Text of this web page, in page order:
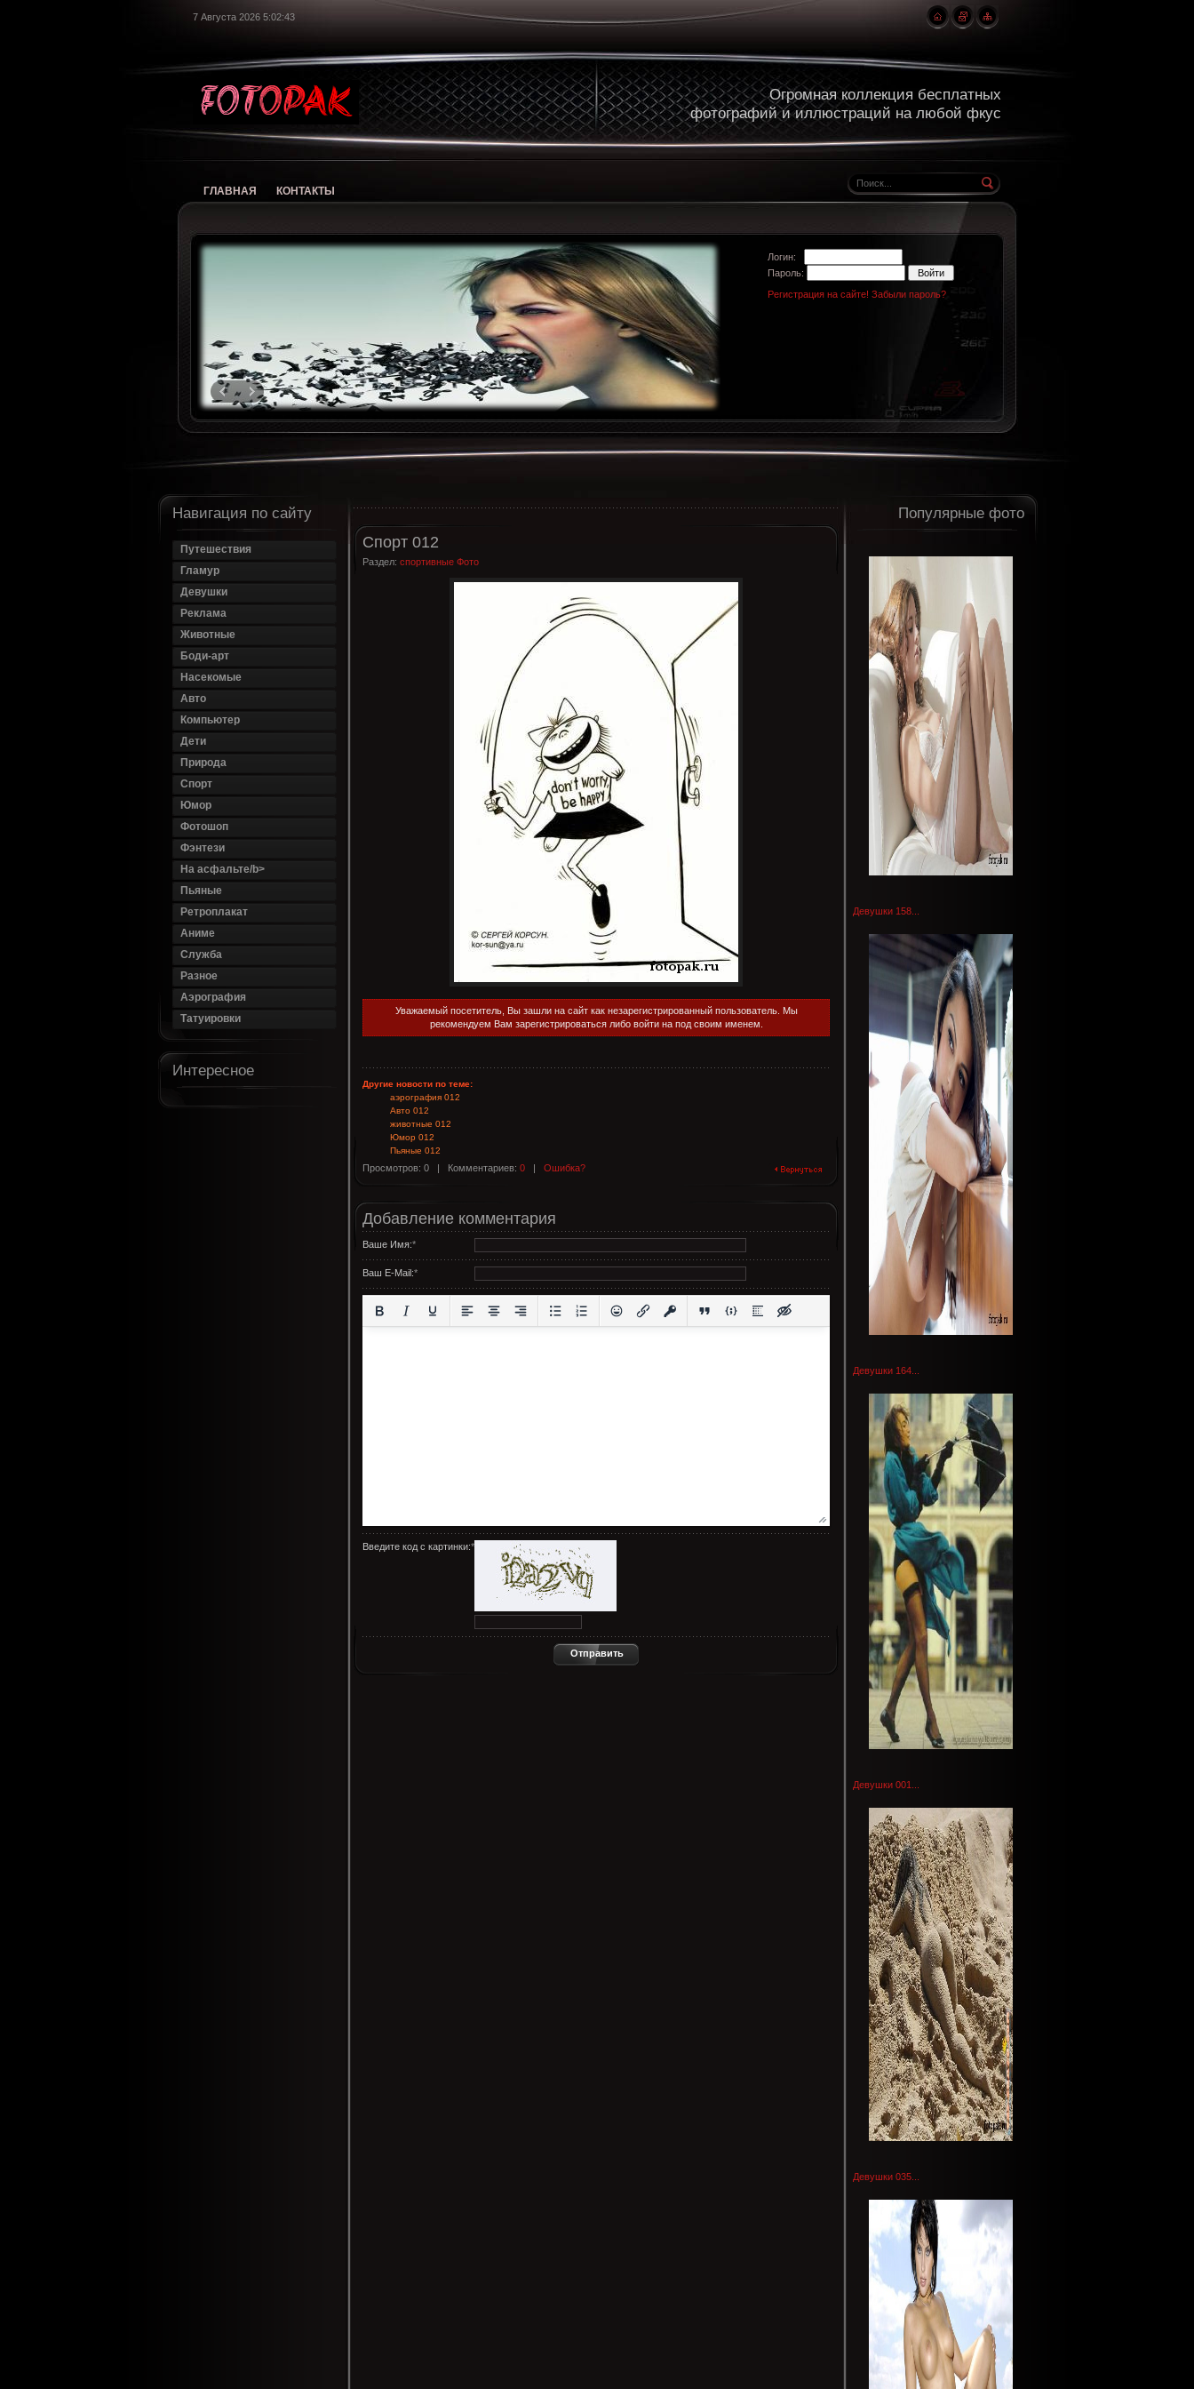
7 Августа 2026 5:02:44
Огромная коллекция бесплатных
фотографий и иллюстраций на любой фкус
ГЛАВНАЯ КОНТАКТЫ
Логин:
Пароль:
Регистрация на сайте! Забыли пароль?
Спорт 012
Раздел: спортивные Фото
Уважаемый посетитель, Вы зашли на сайт как незарегистрированный пользователь. Мы
рекомендуем Вам зарегистрироваться либо войти на под своим именем.
Другие новости по теме:
аэрография 012
Авто 012
животные 012
Юмор 012
Пьяные 012
Просмотров: 0 | Комментариев: 0 | Ошибка?
Добавление комментария
Ваше Имя:*
Ваш E-Mail:*
Введите код с картинки:*
Популярные фото
Девушки 158...
Девушки 164...
Девушки 001...
Девушки 035...
Навигация по сайту
Путешествия
Гламур
Девушки
Реклама
Животные
Боди-арт
Насекомые
Авто
Компьютер
Дети
Природа
Спорт
Юмор
Фотошоп
Фэнтези
На асфальте/b>
Пьяные
Ретроплакат
Аниме
Служба
Разное
Аэрография
Татуировки
Интересное